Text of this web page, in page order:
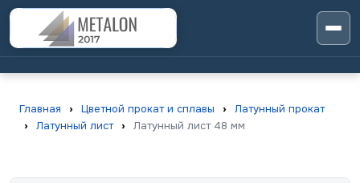
Главная › Цветной прокат и сплавы ›
Латунный прокат
›
Латунный лист › Латунный лист 48 мм